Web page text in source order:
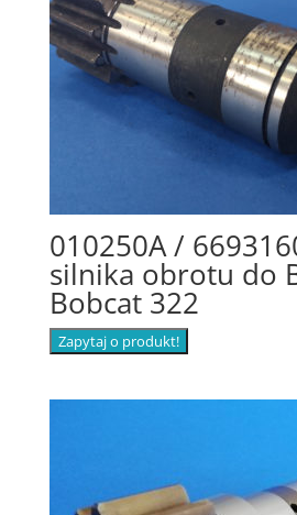
010250A /
silnika obrotu do
Bobcat 322
Zapytaj o produkt!